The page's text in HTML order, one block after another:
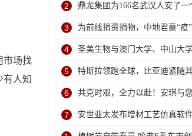
市场找
有人知
著，或可在全球扩大研究
2 鼎龙集团为166名武汉人安了一
3 为前线捐资捐物，中地君豪“疫”
4 圣美生物与澳门大学、中山大
院联合申报的广东省粤澳科技
立项
5 特斯拉领跑全球，比亚迪紧随
球销量大一览
6 共克时艰，全力以赴！安琪与
7 安世亚太发布增材工艺仿真软